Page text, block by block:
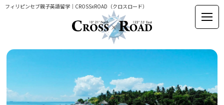
フィリピンセブ親子英語留学｜CROSSxROAD（クロスロード）